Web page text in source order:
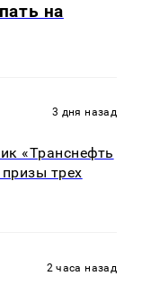
на
3 дня назад
«Транснефть
трех
2 часа назад